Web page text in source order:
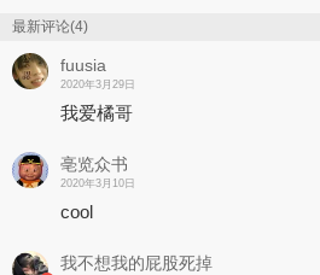
最新评论(4)
fuusia
2020年3月29日
我爱橘哥
亳览众书
2020年3月10日
cool
我不想我的屁股死掉